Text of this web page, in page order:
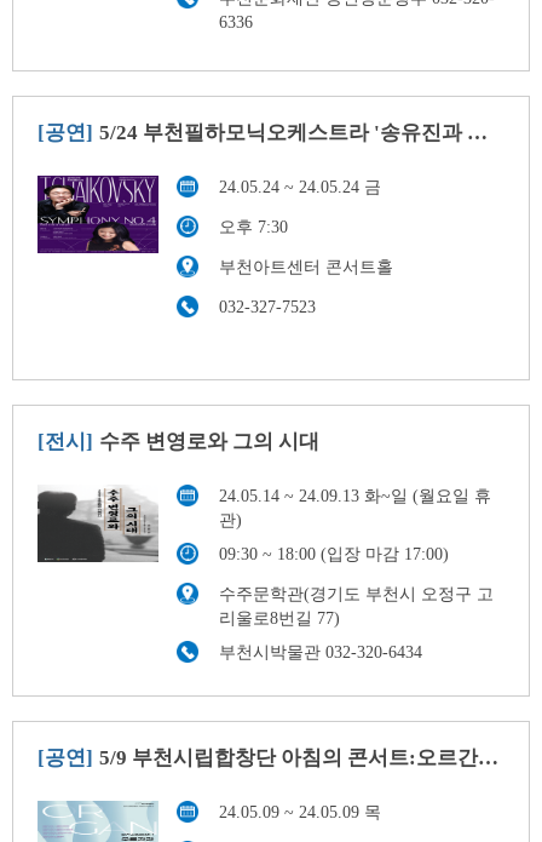
6336
[공연] 5/24 부천필하모닉오케스트라 '송유진과 차이콥스키'
24.05.24 ~ 24.05.24 금
오후 7:30
부천아트센터 콘서트홀
032-327-7523
[전시] 수주 변영로와 그의 시대
24.05.14 ~ 24.09.13 화~일 (월요일 휴
관)
09:30 ~ 18:00 (입장 마감 17:00)
수주문학관(경기도 부천시 오정구 고
리울로8번길 77)
부천시박물관 032-320-6434
[공연] 5/9 부천시립합창단 아침의 콘서트:오르간과 합창음악
24.05.09 ~ 24.05.09 목